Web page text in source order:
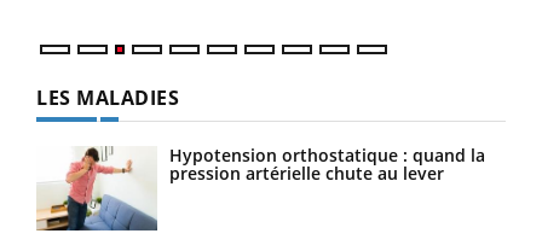
LES MALADIES
Hypotension orthostatique : quand la
pression artérielle chute au lever